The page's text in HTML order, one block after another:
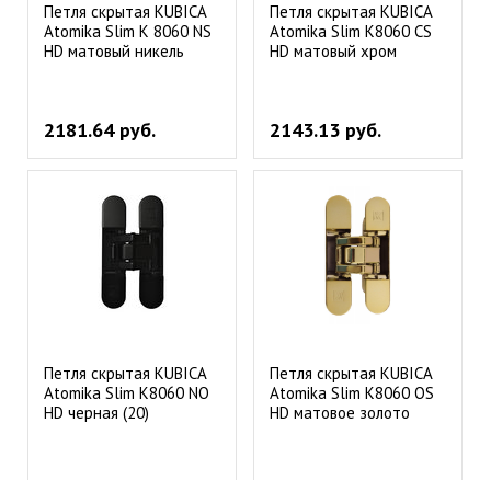
Петля скрытая KUBICA
Atomika Slim K 8060 NS
HD матовый никель
2181.64 руб.
Петля скрытая KUBICA
Atomika Slim К8060 CS
HD матовый хром
2143.13 руб.
Петля скрытая KUBICA
Atomika Slim К8060 NO
HD черная (20)
Петля скрытая KUBICA
Atomika Slim К8060 OS
HD матовое золото